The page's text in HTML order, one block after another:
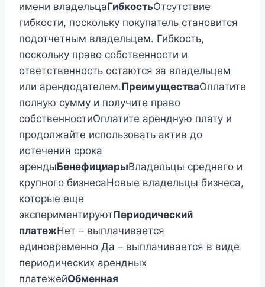
имени владельцаГибкостьОтсутствие
гибкости, поскольку покупатель становится
подотчетным владельцем. Гибкость,
поскольку право собственности и
ответственность остаются за владельцем
или арендодателем.ПреимуществаОплатите
полную сумму и получите право
собственностиОплатите арендную плату и
продолжайте использовать актив до
истечения срока
арендыБенефициарыВладельцы среднего и
крупного бизнесаНовые владельцы бизнеса,
которые еще
экспериментируютПериодический
платежНет – выплачивается
единовременно Да – выплачивается в виде
периодических арендных
платежейОбменная